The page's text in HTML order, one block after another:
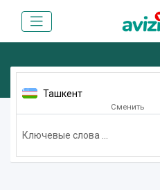
Ташкент
Сменить